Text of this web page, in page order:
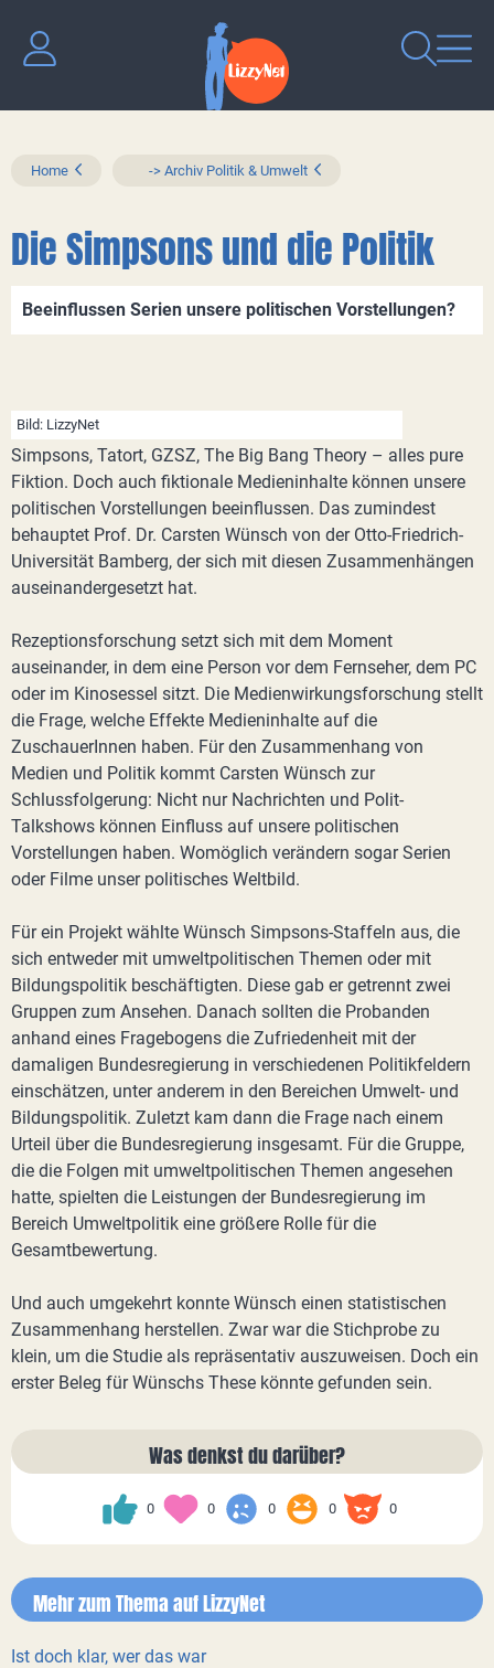
Home -> Archiv Politik & Umwelt
Die Simpsons und die Politik
Beeinflussen Serien unsere politischen Vorstellungen?
Bild: LizzyNet
Simpsons, Tatort, GZSZ, The Big Bang Theory – alles pure
Fiktion. Doch auch fiktionale Medieninhalte können unsere
politischen Vorstellungen beeinflussen. Das zumindest
behauptet Prof. Dr. Carsten Wünsch von der Otto-Friedrich-
Universität Bamberg, der sich mit diesen Zusammenhängen
auseinandergesetzt hat.
Rezeptionsforschung setzt sich mit dem Moment
auseinander, in dem eine Person vor dem Fernseher, dem PC
oder im Kinosessel sitzt. Die Medienwirkungsforschung stellt
die Frage, welche Effekte Medieninhalte auf die
ZuschauerInnen haben. Für den Zusammenhang von
Medien und Politik kommt Carsten Wünsch zur
Schlussfolgerung: Nicht nur Nachrichten und Polit-
Talkshows können Einfluss auf unsere politischen
Vorstellungen haben. Womöglich verändern sogar Serien
oder Filme unser politisches Weltbild.
Für ein Projekt wählte Wünsch Simpsons-Staffeln aus, die
sich entweder mit umweltpolitischen Themen oder mit
Bildungspolitik beschäftigten. Diese gab er getrennt zwei
Gruppen zum Ansehen. Danach sollten die Probanden
anhand eines Fragebogens die Zufriedenheit mit der
damaligen Bundesregierung in verschiedenen Politikfeldern
einschätzen, unter anderem in den Bereichen Umwelt- und
Bildungspolitik. Zuletzt kam dann die Frage nach einem
Urteil über die Bundesregierung insgesamt. Für die Gruppe,
die die Folgen mit umweltpolitischen Themen angesehen
hatte, spielten die Leistungen der Bundesregierung im
Bereich Umweltpolitik eine größere Rolle für die
Gesamtbewertung.
Und auch umgekehrt konnte Wünsch einen statistischen
Zusammenhang herstellen. Zwar war die Stichprobe zu
klein, um die Studie als repräsentativ auszuweisen. Doch ein
erster Beleg für Wünschs These könnte gefunden sein.
Was denkst du darüber?
0 0 0 0 0
Mehr zum Thema auf LizzyNet
Ist doch klar, wer das war